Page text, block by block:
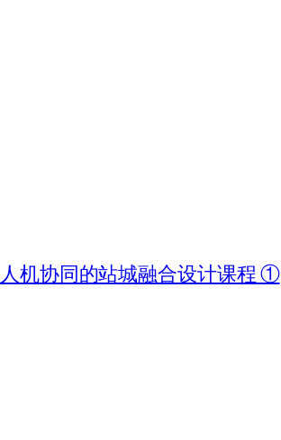
机协同的站城融合设计课程 ①